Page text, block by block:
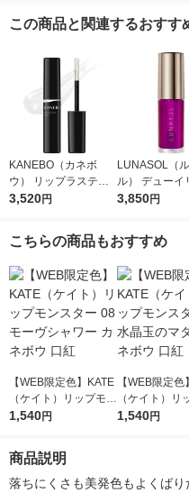
この商品と関連するおすす
KANEBO（カネボ
ウ） リップラスティ
ングコート LC1
3,520円
LUNASOL（
ル） デューイ
クトリップオ
3,850円
こちらの商品もおすすめ
【WEB限定色】KATE
（ケイト）リップモン
スター 08 モーヴシャ
1,540円
【WEB限定色
（ケイト）リ
スター 09 水晶
1,540円
商品説明
落ちにくさも美発色もよくば